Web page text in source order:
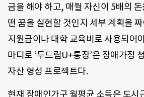
금을 해야 하고, 매월 자신이 5배의
떤 꿈을 실현할 것인지 세부 계획을
지원금이나 대학 교육비로 사용되어
마디로 ‘두드림U+통장’은 장애가정
자산 형성 프로젝트다.
현재 장애인가구 월평균 소득은 도시